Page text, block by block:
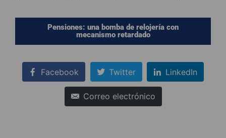
Pensiones: una bomba de relojería con
mecanismo retardado
Facebook Twitter LinkedIn
Correo electrónico